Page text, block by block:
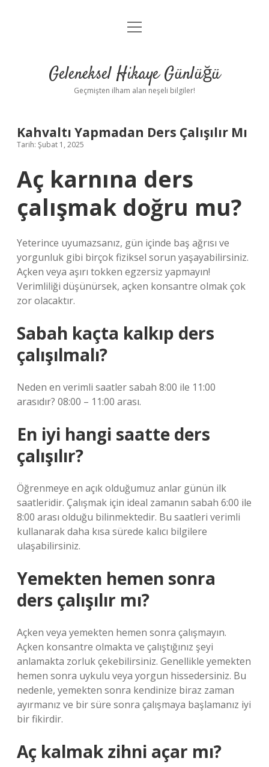
Anasayfa
Yasal Uyarı
menüyü
Geleneksel Hikaye Günlüğü
Geçmişten ilham alan neşeli bilgiler!
Kahvaltı Yapmadan Ders Çalışılır Mı
Tarih: Şubat 1, 2025
Aç karnına ders
çalışmak doğru mu?
Yeterince uyumazsanız, gün içinde baş ağrısı ve
yorgunluk gibi birçok fiziksel sorun yaşayabilirsiniz.
Açken veya aşırı tokken egzersiz yapmayın!
Verimliliği düşünürsek, açken konsantre olmak çok
zor olacaktır.
Sabah kaçta kalkıp ders
çalışılmalı?
Neden en verimli saatler sabah 8:00 ile 11:00
arasıdır? 08:00 – 11:00 arası.
En iyi hangi saatte ders
çalışılır?
Öğrenmeye en açık olduğumuz anlar günün ilk
saatleridir. Çalışmak için ideal zamanın sabah 6:00 ile
8:00 arası olduğu bilinmektedir. Bu saatleri verimli
kullanarak daha kısa sürede kalıcı bilgilere
ulaşabilirsiniz.
Yemekten hemen sonra
ders çalışılır mı?
Açken veya yemekten hemen sonra çalışmayın.
Açken konsantre olmakta ve çalıştığınız şeyi
anlamakta zorluk çekebilirsiniz. Genellikle yemekten
hemen sonra uykulu veya yorgun hissedersiniz. Bu
nedenle, yemekten sonra kendinize biraz zaman
ayırmanız ve bir süre sonra çalışmaya başlamanız iyi
bir fikirdir.
Aç kalmak zihni açar mı?